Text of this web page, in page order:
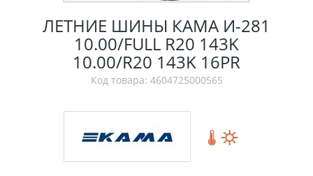
ЛЕТНИЕ ШИНЫ КАМА И-281
10.00/FULL R20 143K
10.00/R20 143K 16PR
Код товара: 4604725000565